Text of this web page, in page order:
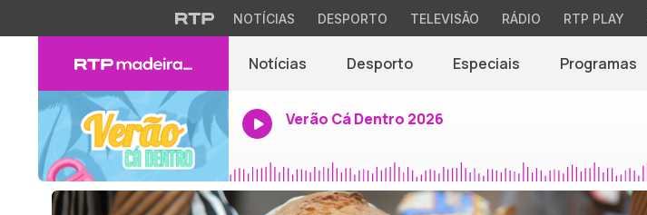
NOTÍCIAS DESPORTO TELEVISÃO RÁDIO RTP PLAY
Notícias Desporto Especiais Programas
Verão Cá Dentro 2026